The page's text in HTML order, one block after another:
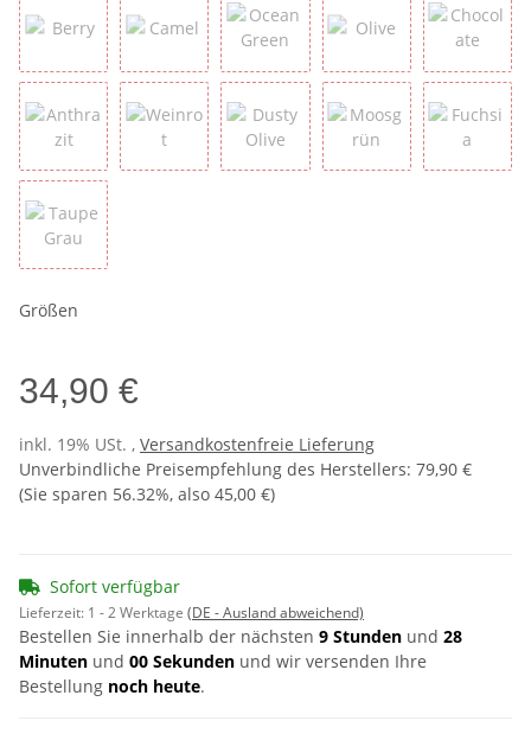
Berry Camel Ocean GreenOlive
Anthrazit
Größen
34,90 €
inkl. 19% USt. , Versandkostenfreie Lieferung
Unverbindliche Preisempfehlung des Herstellers: 79,90 €
(Sie sparen 56.32%, also 45,00 €)
Sofort verfügbar
Lieferzeit: 1 - 2 Werktage (DE - Ausland abweichend)
Bestellen Sie innerhalb der nächsten 9 Stunden und 28
Minuten und 00 Sekunden und wir versenden Ihre
Bestellung noch heute.